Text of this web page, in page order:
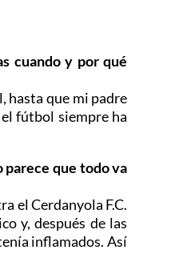
cuando y por qué
hasta que mi padre
fútbol siempre ha
parece que todo va
el Cerdanyola F.C.
y, después de las
inflamados. Así